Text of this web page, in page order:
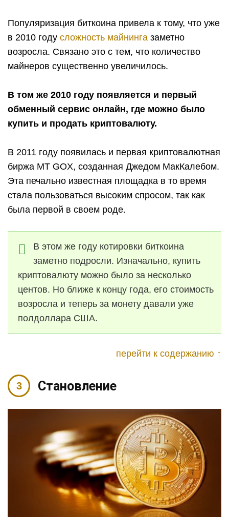
Популяризация биткоина привела к тому, что уже
в 2010 году сложность майнинга заметно
возросла. Связано это с тем, что количество
майнеров существенно увеличилось.
В том же 2010 году появляется и первый
обменный сервис онлайн, где можно было
купить и продать криптовалюту.
В 2011 году появилась и первая криптовалютная
биржа MT GOX, созданная Джедом МакКалебом.
Эта печально известная площадка в то время
стала пользоваться высоким спросом, так как
была первой в своем роде.
В этом же году котировки биткоина
заметно подросли. Изначально, купить
криптовалюту можно было за несколько
центов. Но ближе к концу года, его стоимость
возросла и теперь за монету давали уже
полдоллара США.
перейти к содержанию ↑
Становление